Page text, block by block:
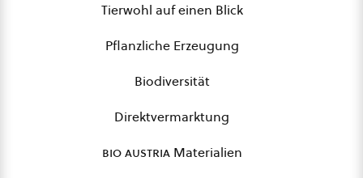
Tierwohl auf einen Blick
Pflanzliche Erzeugung
Biodiversität
Direktvermarktung
bio austriaMaterialien